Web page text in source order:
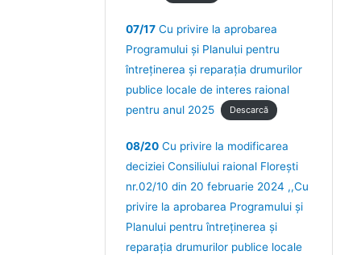
07/17Cu privire la aprobarea
Programului și Planului pentru
întreținerea și reparația drumurilor
publice locale de interes raional
pentru anul 2025
Descarcă
08/20Cu privire la modificarea
deciziei Consiliului raional Florești
nr.02/10 din 20 februarie 2024 ,,Cu
privire la aprobarea Programului şi
Planului pentru întreţinerea şi
reparaţia drumurilor publice locale